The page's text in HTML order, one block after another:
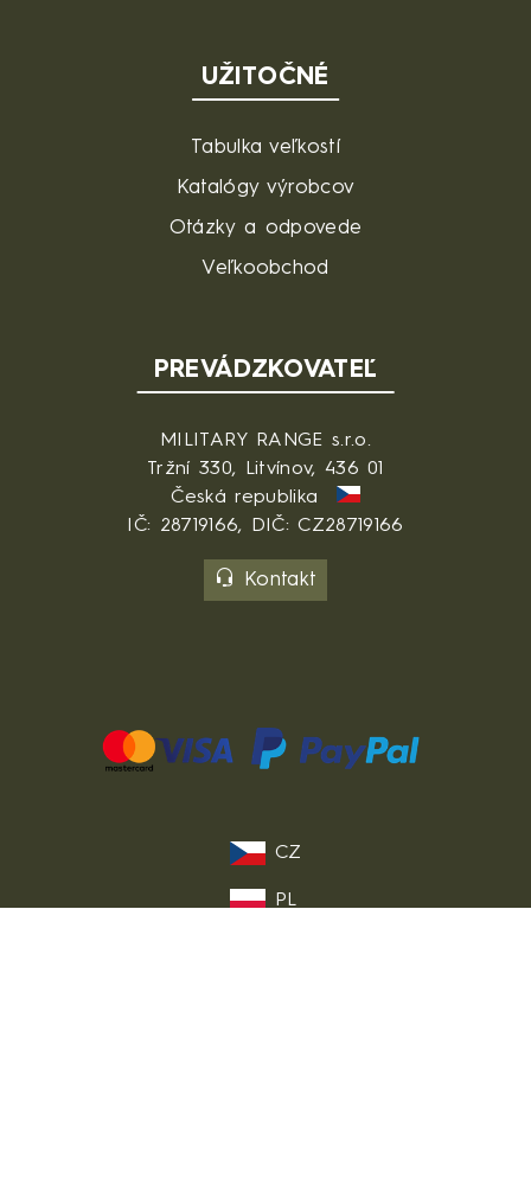
UŽITOČNÉ
Tabulka veľkostí
Katalógy výrobcov
Otázky a odpovede
Veľkoobchod
PREVÁDZKOVATEĽ
MILITARY RANGE s.r.o.
Tržní 330, Litvínov, 436 01
Česká republika
IČ: 28719166, DIČ: CZ28719166
Kontakt
CZ
PL